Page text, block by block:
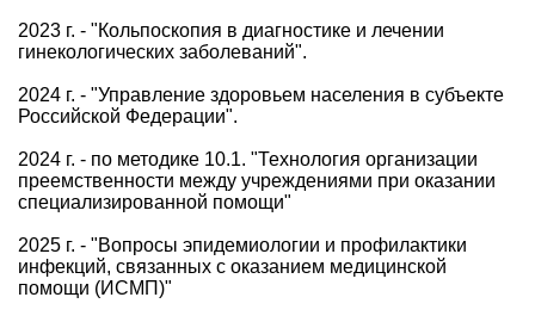
2023 г. - "Кольпоскопия в диагностике и лечении
гинекологических заболеваний".
2024 г. - "Управление здоровьем населения в субъекте
Российской Федерации".
2024 г. - по методике 10.1. "Технология организации
преемственности между учреждениями при оказании
специализированной помощи"
2025 г. - "Вопросы эпидемиологии и профилактики
инфекций, связанных с оказанием медицинской
помощи (ИСМП)"